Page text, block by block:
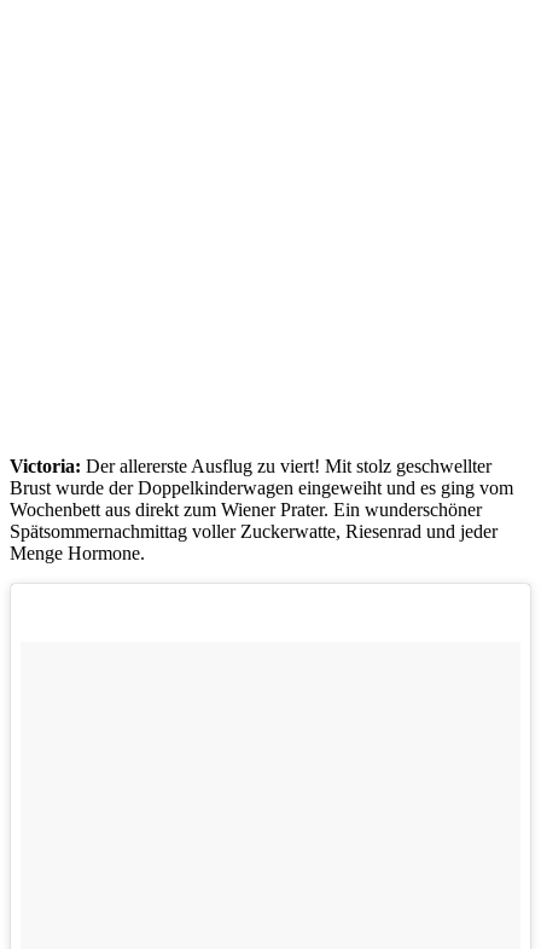
Victoria: Der allererste Ausflug zu viert! Mit stolz geschwellter
Brust wurde der Doppelkinderwagen eingeweiht und es ging vom
Wochenbett aus direkt zum Wiener Prater. Ein wunderschöner
Spätsommernachmittag voller Zuckerwatte, Riesenrad und jeder
Menge Hormone.